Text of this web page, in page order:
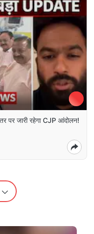
पर जारी रहेगा CJP आंदोलन!